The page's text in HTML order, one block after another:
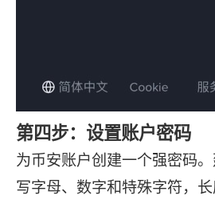
第四步：设置账户密码
为币安账户创建一个强密码
写字母、数字和特殊字符，